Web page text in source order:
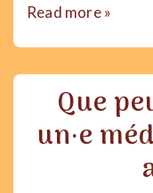
Ephébophilie
pourquoi
adultes
sont
Read more »
Que
un·e